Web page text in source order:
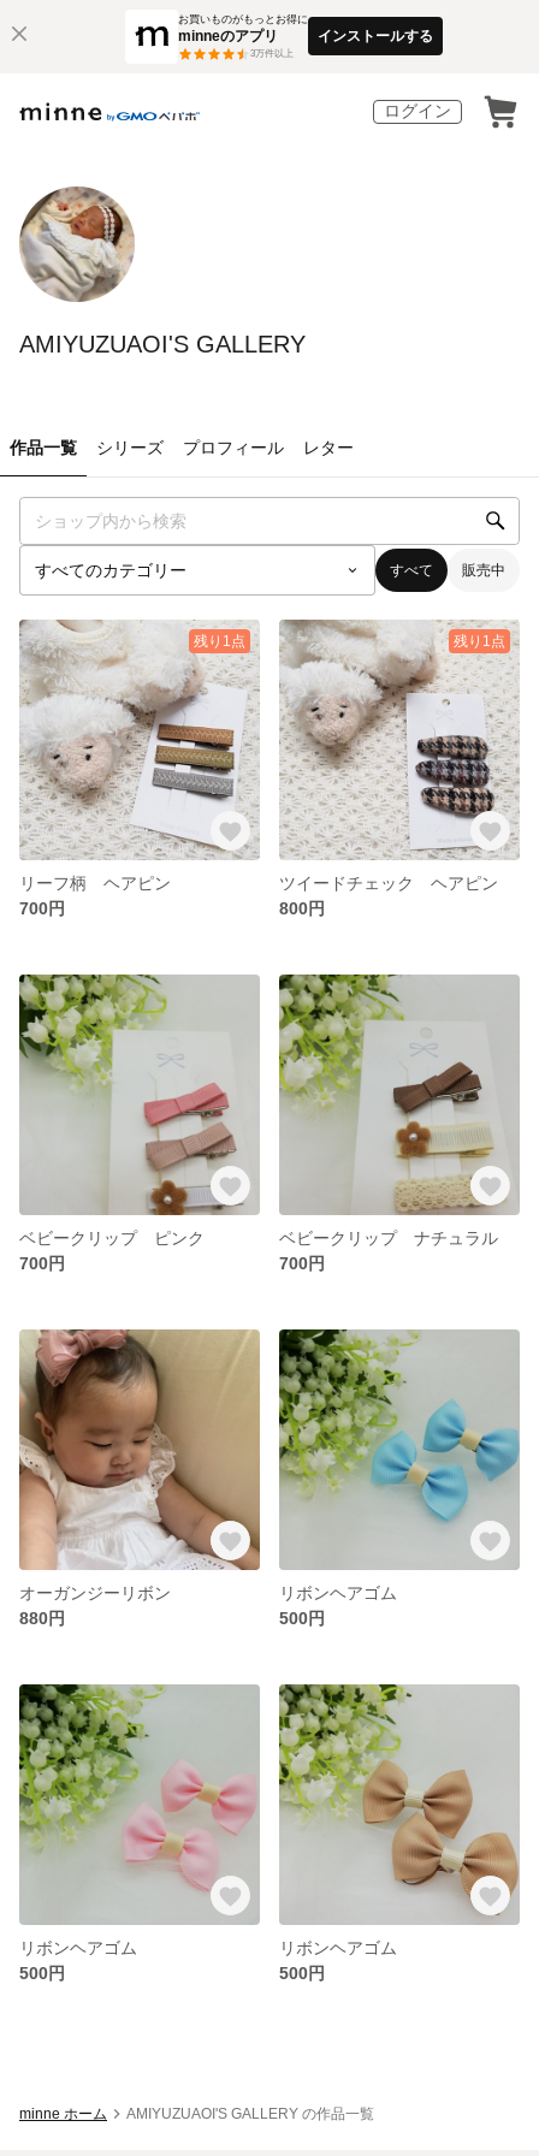
お買いものがもっとお得に
minneのアプリ
3万件以上
インストールする
ログイン
AMIYUZUAOI'S GALLERY
作品一覧 シリーズ プロフィール レター
すべて 販売中
残り1点
リーフ柄 ヘアピン
700円
残り1点
ツイードチェック ヘアピン
800円
ベビークリップ ピンク
700円
ベビークリップ ナチュラル
700円
オーガンジーリボン
880円
リボンヘアゴム
500円
リボンヘアゴム
500円
リボンヘアゴム
500円
minne ホーム AMIYUZUAOI'S GALLERY の作品一覧